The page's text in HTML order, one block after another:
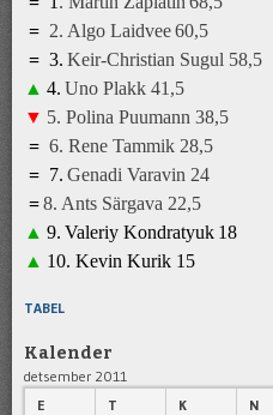
= 2. Algo Laidvee60,5
= 3. Keir-Christian Sugul 58,5
▲ 4. Uno Plakk 41 ,5
▼ 5. Polina Puumann 38,5
= 6. Rene Tammik 28,5
= 7. Genadi Varavin 24
=8. Ants Särgava 22,5
▲ 9. Valeriy Kondratyuk 18
▲ 10. Kevin Kurik 1 5
TABEL
Kalender
detsember 2011
E
T K N